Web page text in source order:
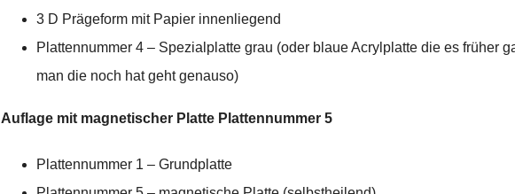
3 D Prägeform mit Papier innenliegend
Plattennummer 4 – Spezialplatte grau (oder blaue Acrylplatte die es früher
man die noch hat geht genauso)
Auflage mit magnetischer Platte Plattennummer 5
Plattennummer 1 – Grundplatte